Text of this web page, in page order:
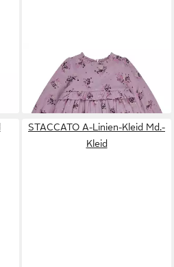
STACCATOSommerkleid
26,39 € UVP32,99 €
-20%
STACCATO A-Linien-Kleid Md.-
Kleid